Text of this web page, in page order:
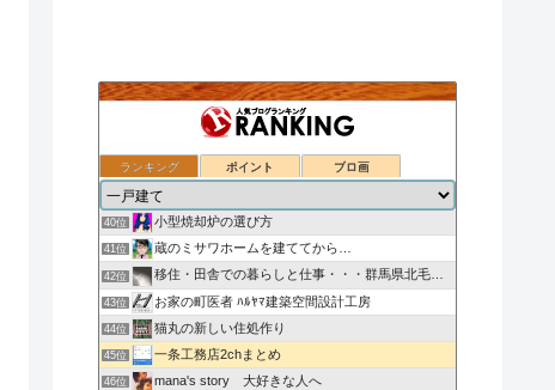
ランキング ポイント ブロ画
38位 ローコスト住宅（秀光ビルド）で家を建てる
39位 ついのすみかはここにあるか
40位 小型焼却炉の選び方
41位 蔵のミサワホームを建ててから…
42位 移住・田舎での暮らしと仕事・・・群馬県北毛みなかみエリア
43位 お家の町医者 ﾊﾙﾔﾏ建築空間設計工房
44位 猫丸の新しい住処作り
45位 一条工務店2chまとめ
46位 mana's story 大好きな人へ